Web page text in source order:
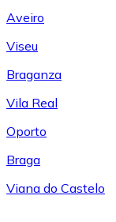
Aveiro
Viseu
Braganza
Vila Real
Oporto
Braga
Viana do Castelo